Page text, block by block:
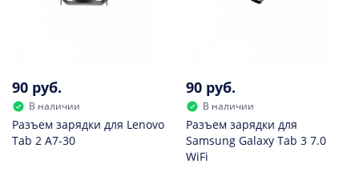
90 руб.
В наличии
Разъем зарядки для Lenovo
Tab 2 A7-30
90 руб.
В наличии
Разъем зарядки для
Samsung Galaxy Tab 3 7.0
WiFi